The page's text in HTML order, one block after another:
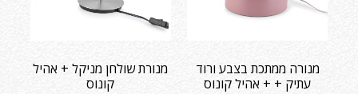
מנורה ממתכת בצבע ורוד
עתיק + + אהיל קונוס
מנורת שולחן מניקל + אהיל
קונוס